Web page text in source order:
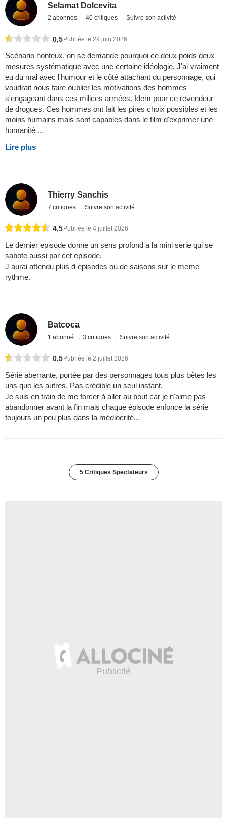
Selamat Dolcevita
2 abonnés 40 critiques Suivre son activité
0,5Publiée le 29 juin 2026
Scénario honteux, on se demande pourquoi ce deux poids deux
mesures systématique avec une certaine idéologie. J'ai vraiment
eu du mal avec l'humour et le côté attachant du personnage, qui
voudrait nous faire oublier les motivations des hommes
s'engageant dans ces milices armées. Idem pour ce revendeur
de drogues. Ces hommes ont fait les pires choix possibles et les
moins humains mais sont capables dans le film d'exprimer une
humanité ...
Lire plus
Thierry Sanchis
7 critiques Suivre son activité
4,5Publiée le 4 juillet 2026
Le dernier episode donne un sens profond a la mini serie qui se
sabote aussi par cet episode.
J aurai attendu plus d episodes ou de saisons sur le meme
rythme.
Batcoca
1 abonné 3 critiques Suivre son activité
0,5 Publiée le 2 juillet 2026
Série aberrante, portée par des personnages tous plus bêtes les
uns que les autres. Pas crédible un seul instant.
Je suis en train de me forcer à aller au bout car je n'aime pas
abandonner avant la fin mais chaque épisode enfonce la série
toujours un peu plus dans la médiocrité...
5 Critiques Spectateurs